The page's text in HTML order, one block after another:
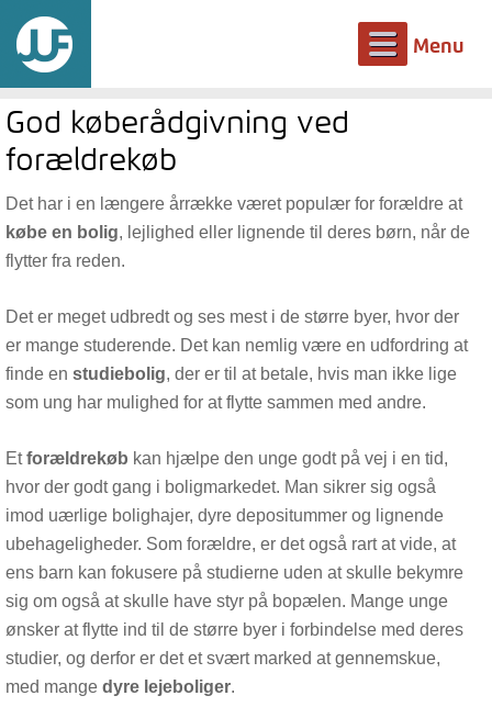
Menu
God køberådgivning ved
forældrekøb
Det har i en længere årrække været populær for forældre at
købe en bolig, lejlighed eller lignende til deres børn, når de
flytter fra reden.
Det er meget udbredt og ses mest i de større byer, hvor der
er mange studerende. Det kan nemlig være en udfordring at
finde en studiebolig, der er til at betale, hvis man ikke lige
som ung har mulighed for at flytte sammen med andre.
Etforældrekøb kan hjælpe den unge godt på vej i en tid,
hvor der godt gang i boligmarkedet. Man sikrer sig også
imod uærlige bolighajer, dyre depositummer og lignende
ubehageligheder. Som forældre, er det også rart at vide, at
ens barn kan fokusere på studierne uden at skulle bekymre
sig om også at skulle have styr på bopælen. Mange unge
ønsker at flytte ind til de større byer i forbindelse med deres
studier, og derfor er det et svært marked at gennemskue,
med mange dyre lejeboliger.